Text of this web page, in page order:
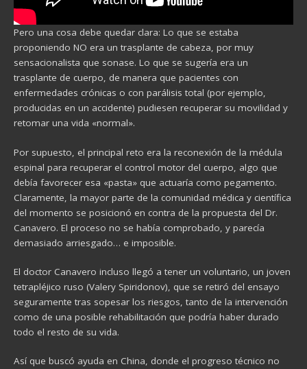
Pero una cosa debe quedar clara: Lo que se estaba
proponiendo NO era un trasplante de cabeza, por muy
sensacionalista que sonase. Lo que se sugería era un
trasplante de cuerpo, de manera que pacientes con
enfermedades crónicas o con parálisis total (por ejemplo,
producidas en un accidente) pudiesen recuperar su movilidad y
retomar una vida «normal».
Por supuesto, el principal reto era la reconexión de la médula
espinal para recuperar el control motor del cuerpo, algo que
debía favorecer esa «pasta» que actuaría como pegamento.
Claramente, la mayor parte de la comunidad médica y científica
del momento se posicionó en contra de la propuesta del Dr.
Canavero. El proceso no se había comprobado, y parecía
demasiado arriesgado… e imposible.
El doctor Canavero incluso llegó a tener un voluntario, un joven
tetrapléjico ruso (Valery Spiridonov), que se retiró del ensayo
seguramente tras sopesar los riesgos, tanto de la intervención
como de una posible rehabilitación que podría haber durado
todo el resto de su vida.
Así que buscó ayuda en China, donde el progreso técnico no